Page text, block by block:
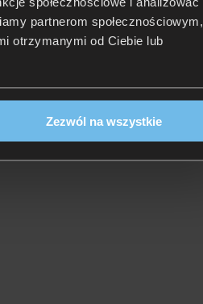
partnerom społecznościowym,
otrzymanymi od Ciebie lub
Zezwól na wszystkie